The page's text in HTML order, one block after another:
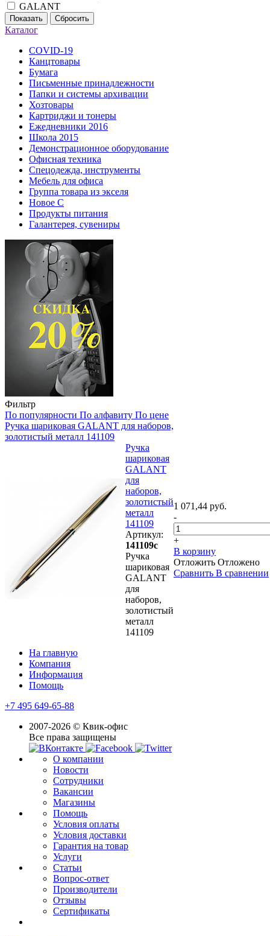
GALANT
Показать Сбросить
Каталог
COVID-19
Канцтовары
Бумага
Письменные принадлежности
Папки и системы архивации
Хозтовары
Картриджи и тонеры
Ежедневники 2016
Школа 2015
Демонстрационное оборудование
Офисная техника
Спецодежда, инструменты
Мебель для офиса
Группа товара из экселя
Новое С
Продукты питания
Галантерея, сувениры
Фильтр
По популярности По алфавиту По цене
Ручка шариковая GALANT для наборов,
золотистый металл 141109
Ручка
шариковая
GALANT
для
наборов,
золотистый
металл
141109
Артикул:
141109с
Ручка
шариковая
GALANT
для
наборов,
золотистый
металл
141109
1 071,44 руб.
-
+
В корзину
Отложить Отложено
Сравнить В сравнении
На главную
Компания
Информация
Помощь
+7 495 649-65-88
2007-2026 © Квик-офис
Все права защищены
О компании
Новости
Сотрудники
Вакансии
Магазины
Помощь
Условия оплаты
Условия доставки
Гарантия на товар
Услуги
Статьи
Вопрос-ответ
Производители
Отзывы
Сертификаты